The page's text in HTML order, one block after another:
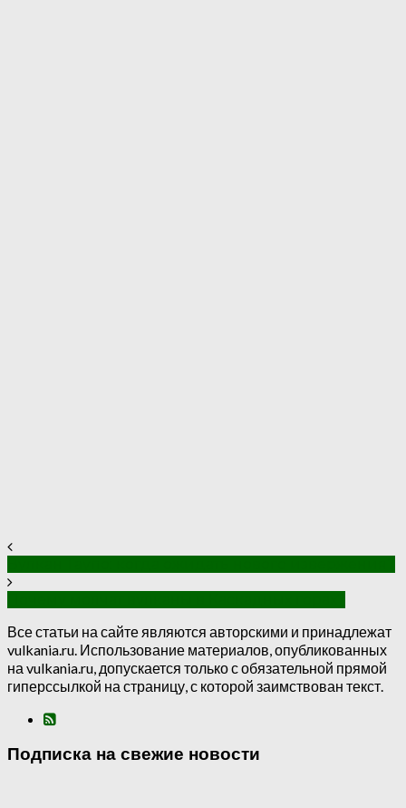
Все статьи на сайте являются авторскими и принадлежат
vulkania.ru. Использование материалов, опубликованных
на vulkania.ru, допускается только с обязательной прямой
гиперссылкой на страницу, с которой заимствован текст.
Подписка на свежие новости